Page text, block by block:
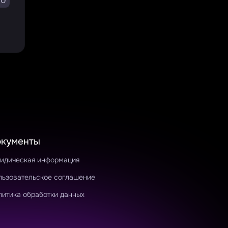
информация
соглашение
обработки данных